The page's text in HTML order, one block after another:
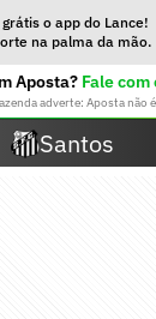
o app do Lance!
na palma da mão.
Aposta? Fale
adverte: Aposta não
Santos